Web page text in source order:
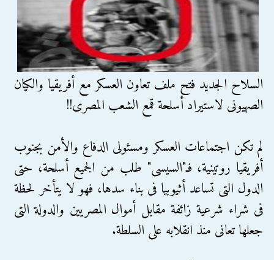
السلاح الجديد فتح ملف تعاون العسكر مع أفريقيا والكيان
الصهيونى لاستيراد أسلحة قمع الشعب المصرى!!
لم تكن اجتماعات العسكر ومسئولى الدفاع والأمن بجنوب
أفريقيا روتينية، فـ"السيسى" طلب من الجميع أسلحة، حتى
الدول التى تساعد أثيوبيا فى بناء سدها، فهو لا يتأخر لحظة
فى شراء شرعية زائفة مقابل أموال المصريين والدولة التى
جعلها تعانى منذ انقلابه على السلطة.